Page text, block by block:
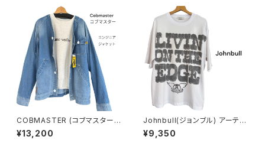
COBMASTER (コブマスター)
エンジニアジャケット (mens)
¥13,200
Johnbull(ジョンブル) アーティ
ストTシャツ (AEROSMITH L
IVIN ON THE EDGE)
¥9,350